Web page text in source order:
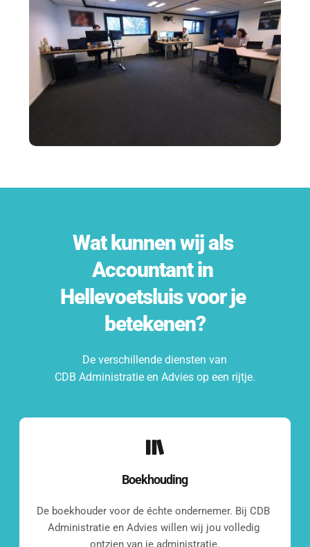
Wat kunnen wij als
Accountant
Hellevoetsluis voor je
betekenen?
De verschillende diensten van
CDB Administratie en Advies op een rijtje.
Boekhouding
De boekhouder voor de échte ondernemer. Bij CDB
Administratie en Advies willen wij jou volledig
ontzien van je administratie.